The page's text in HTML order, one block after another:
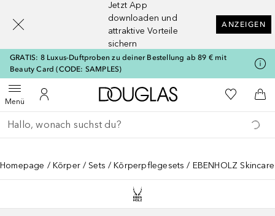
Jetzt App
downloaden und
attraktive Vorteile
sichern
ANZEIGEN
GRATIS: 8 Luxus-Duftproben zu deiner Bestellung ab 89 € mit
Beauty Card (CODE: SAMPLES)
MenüMenü öffnenZu Meinem Kundenkonto
Zur Douglas Startseite
Zu Meiner
Gehe zurück
Suche ausführen
Homepage Körper Sets Körperpflegesets EBENHOLZ
[navigation.slideout.screenreader]